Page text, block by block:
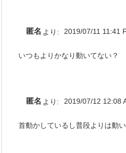
匿名 より: 2019/07/11 11:41
いつもよりかなり動いてない？
匿名 より: 2019/07/12 12:08
首動かしているし普段よりは動